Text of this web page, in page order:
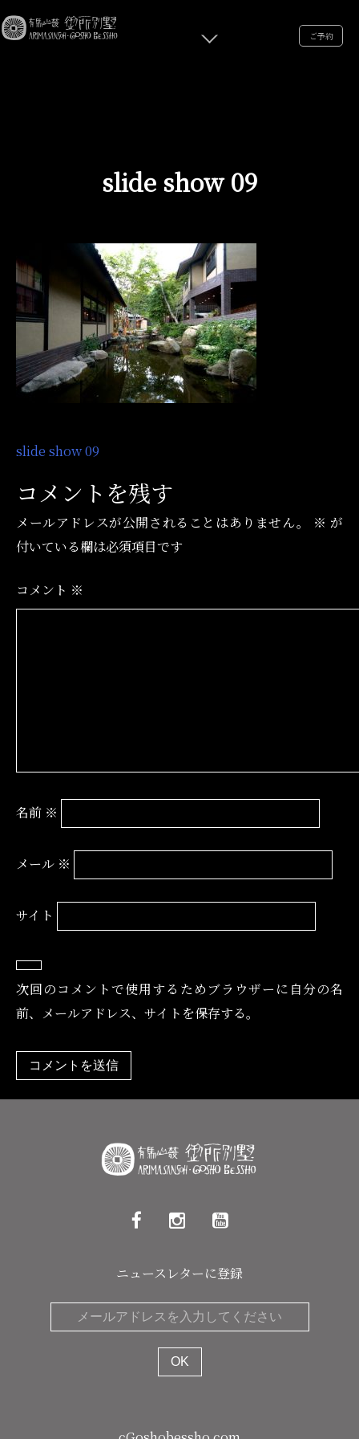
ご予約
slide show 09
投
稿
ナ
ビ
ー
slide show 09
コメントを残す
メールアドレスが公開されることはありません。 ※ が
付いている欄は必須項目です
コメント ※
名前 ※
メール ※
サイト
次回のコメントで使用するためブラウザーに自分の名
前、メールアドレス、サイトを保存する。
ニュースレターに登録